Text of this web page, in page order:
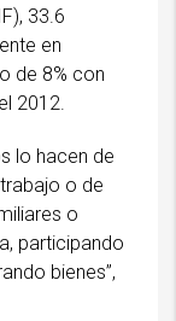
33.6
en
de 8% con
2012.
lo hacen de
o de
o
participando
bienes”,